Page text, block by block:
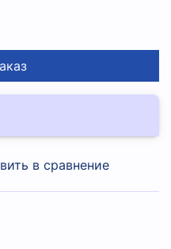
в сравнение